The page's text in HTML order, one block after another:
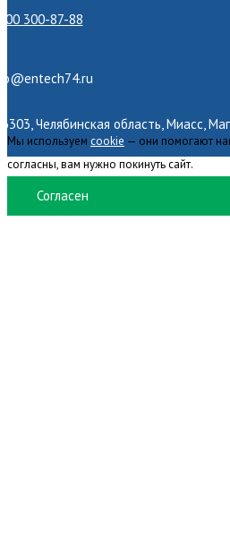
300-87-88
Челябинская область, Миасс,
Мы используем cookie — они помогают
согласны, вам нужно покинуть сайт.
Согласен